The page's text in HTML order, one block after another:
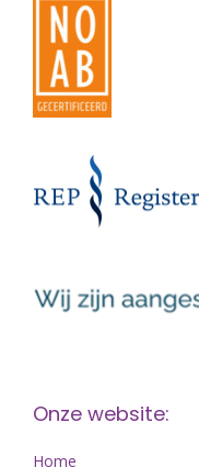
Onze website:
Home